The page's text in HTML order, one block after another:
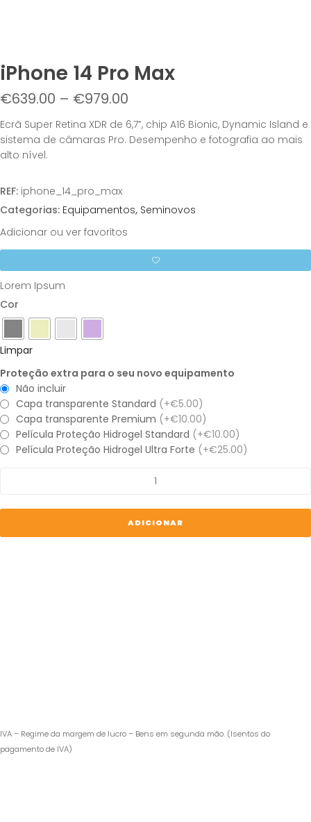
iPhone 14 Pro Max
€639.00 – €979.00
Ecrã Super Retina XDR de 6,7”, chip A16 Bionic, Dynamic Island e
sistema de câmaras Pro. Desempenho e fotografia ao mais
alto nível.
REF: iphone_14_pro_max
Categorias: Equipamentos, Seminovos
Adicionar ou ver favoritos
Lorem Ipsum
Cor
Limpar
Proteção extra para o seu novo equipamento
Não incluir
Capa transparente Standard (+€5.00)
Capa transparente Premium (+€10.00)
Película Proteção Hidrogel Standard (+€10.00)
Película Proteção Hidrogel Ultra Forte (+€25.00)
iPhone
Pro
ADICIONAR
IVA – Regime da margem de lucro – Bens em segunda mão. (Isentos do
pagamento de IVA)